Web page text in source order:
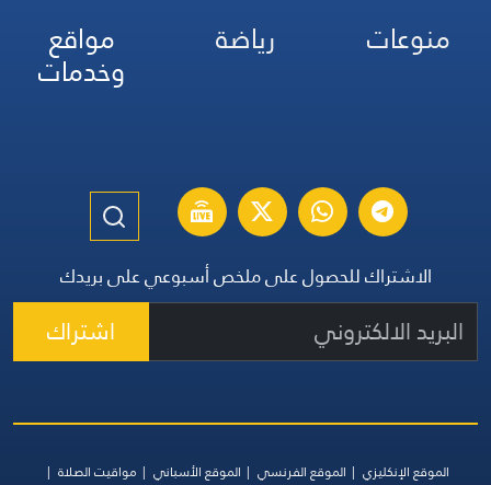
منوعات
رياضة مواقع
وخدمات
الاشتراك للحصول على ملخص أسبوعي على بريدك
اشتراك
الموقع الإنكليزي الموقع الفرنسي الموقع الأسباني مواقيت الصلاة